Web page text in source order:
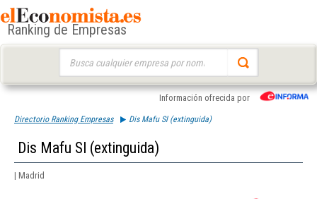
Ranking de Empresas
Información ofrecida por
Directorio Ranking Empresas Dis Mafu Sl (extinguida)
Dis Mafu Sl (extinguida)
| Madrid